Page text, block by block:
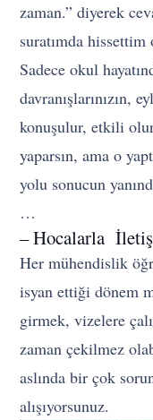
zaman.” diyerek
suratımda hissettim
Sadece okul
davranışlarınızın,
konuşulur, etkili
yaparsın, ama o
yolu sonucun
…
– Hocalarla
Her mühendislik
isyan ettiği dönem
girmek, vizelere
zaman çekilmez
aslında bir çok
alışıyorsunuz.